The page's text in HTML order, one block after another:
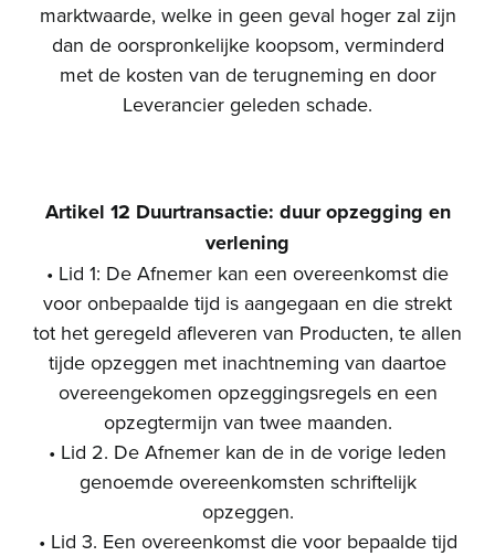
marktwaarde, welke in geen geval hoger zal zijn
dan de oorspronkelijke koopsom, verminderd
met de kosten van de terugneming en door
Leverancier geleden schade.
Artikel 12 Duurtransactie: duur opzegging en
verlening
• Lid 1: De Afnemer kan een overeenkomst die
voor onbepaalde tijd is aangegaan en die strekt
tot het geregeld afleveren van Producten, te allen
tijde opzeggen met inachtneming van daartoe
overeengekomen opzeggingsregels en een
opzegtermijn van twee maanden.
• Lid 2. De Afnemer kan de in de vorige leden
genoemde overeenkomsten schriftelijk
opzeggen.
• Lid 3. Een overeenkomst die voor bepaalde tijd